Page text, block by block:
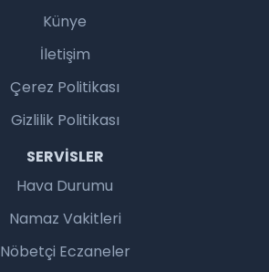
Künye
İletişim
Çerez Politikası
Gizlilik Politikası
SERVISLER
Hava Durumu
Namaz Vakitleri
Nöbetçi Eczaneler